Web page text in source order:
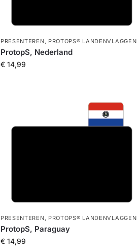
PRESENTEREN, PROTOPS® LANDENVLAGGEN
ProtopS, Nederland
€14,99
PRESENTEREN, PROTOPS® LANDENVLAGGEN
ProtopS, Paraguay
€14,99